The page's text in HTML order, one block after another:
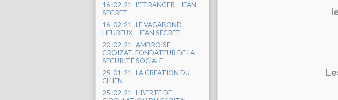
16-02-21- L'ETRANGER - JEAN
SECRET
16-02-21- LE VAGABOND
HEUREUX - JEAN SECRET
20-02-21- AMBROISE
CROIZAT, FONDATEUR DE LA
SECURITÉ SOCIALE
25-01-21- LA CREATION DU
CHIEN
25-02-21- LIBERTE DE